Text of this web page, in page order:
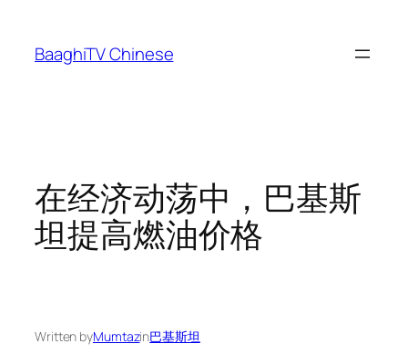
content
BaaghiTV Chinese
在经济动荡中，巴基斯
坦提高燃油价格
Written byMumtazin巴基斯坦